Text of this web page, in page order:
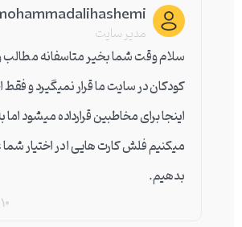
مدیر سایت
10 نوامبر 2018
سلام وقت شما بخیر متاسفانه مطالب
کودکان در سایت ما قرار نمیگیرد و فقط
اینجا برای مخاطبین قرارداده میشود
میکنیم فلش کارت هایی ا در اختیار شما
بدهیم.